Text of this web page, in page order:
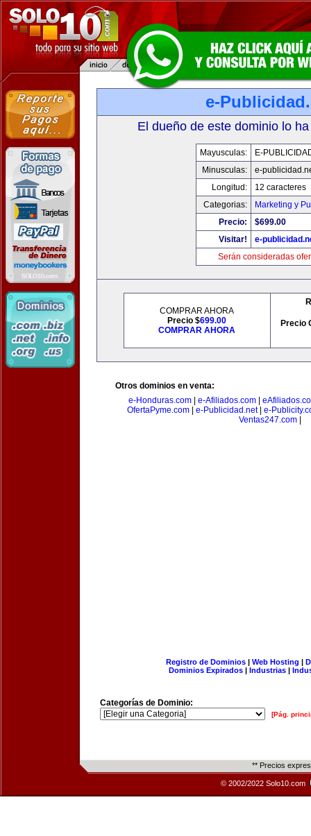
e-
El dueño de este dominio lo
Mayusculas:
E-
Minusculas:
e-
Longitud:
12 caracteres
Categorias:
Marketing y
Precio:
$699.00
Visitar!
e-
Serán consideradas
COMPRAR AHORA
Precio $699.00
COMPRAR AHORA
Precio
Otros dominios en venta:
e-Honduras.com| e-Afiliados.com|
OfertaPyme.com| e-Publicidad.net| e-
Ventas247.com
Registro de Dominios| Web Hosting |
Dominios Expirados | Industrias |
Categorías de Dominio:
[Pág.
** Precios
© 2002/2022 Solo10.com